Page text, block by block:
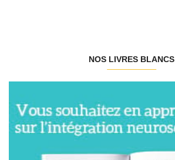
NOS LIVRES BLANCS